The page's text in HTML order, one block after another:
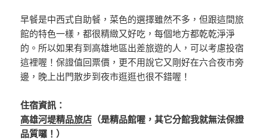
早餐是中西式自助餐，菜色的選擇雖然不多，但跟這間旅
館的特色一樣，都很精緻又好吃，每個地方都乾乾淨淨
的。所以如果有到高雄地區出差旅遊的人，可以考慮投宿
這裡喔！保證值回票價，更不用說它又剛好在六合夜市旁
邊，晚上出門散步到夜市逛逛也很不錯喔！
住宿資訊：
高雄河堤精品旅店 （是精品館喔，其它分館我就無法保證
品質囉！）